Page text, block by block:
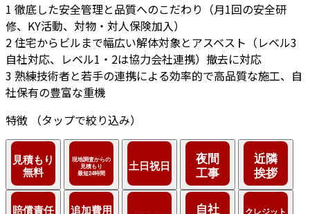
1 徹底した安全管理と品質へのこだわり（月1回の安全研
修、KY活動、対物・対人保険加入）
2住宅からビルまで幅広い解体対象とアスベスト（レベル3
自社対応、レベル1・2は協力会社連携）撤去に対応
3 熟練技術者と若手の連携による効率的で高品質な施工、自
社保有の豊富な重機
特徴
（タップで絞り込み）